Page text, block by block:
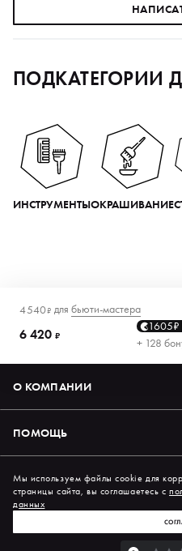
ПОДКАТЕГОРИИ
ИНСТРУМЕНТЫОКРАШИВАНИЕ
4 540₽ для бьюти-мастера
6 420 ₽
1605₽
+ 128
О КОМПАНИИ
ПОМОЩЬ
Подпишись на
Мы используем файлы cookie для
страницы сайта, вы соглашаетесь с
данных